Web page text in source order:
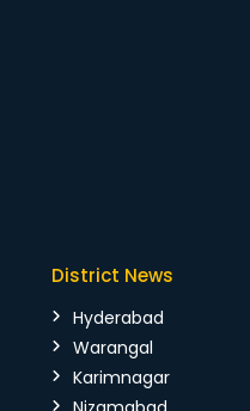
District News
Hyderabad
Warangal
Karimnagar